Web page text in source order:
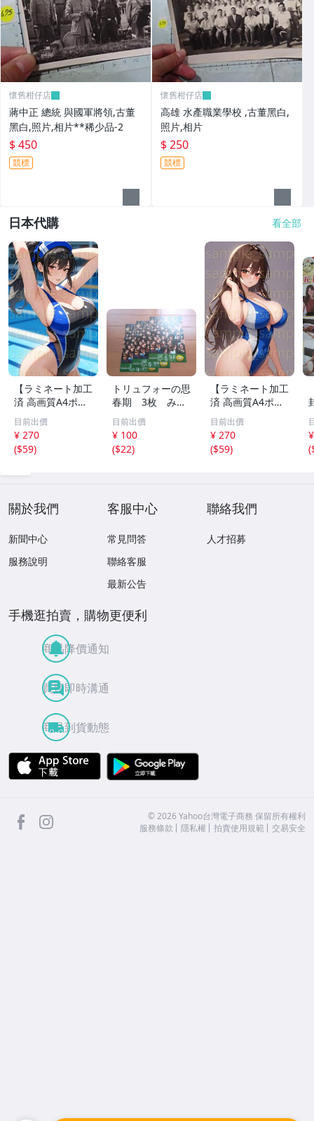
懷舊柑仔店
蔣中正 總統 與國軍將領,古董
黑白,照片,相片**稀少品-2
$ 450
競標
懷舊柑仔店
高雄 水產職業學校 ,古董黑白,
照片,相片
$ 250
競標
日本代購 看全部
【ラミネート加工
済 高画質A4ポス
ター】1583 AI美
女 イラスト ポス
ター セクシー か
わいい 水着 下着
目前出價
¥ 270
($59)
トリュフォーの思
春期 3枚 みゆ
き座 ジュリー
デムソー ｋ
目前出價
¥ 100
($22)
【ラミネート加工
済 高画質A4ポス
ター】1582 AI美
女 イラスト ポス
ター セクシー か
わいい 水着 下着
目前出價
¥ 270
($59)
(
關於我們
新聞中心
服務說明
客服中心
常見問答
聯絡客服
最新公告
聯絡我們
人才招募
手機逛拍賣，購物更便利
商品降價通知
買賣即時溝通
商品到貨動態
APP Store
facebook ©2026 Yahoo台灣電子商務 保留所有權利
服務條款
隱私權 拍賣使用規範 交易安全